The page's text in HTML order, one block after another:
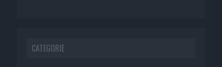
CATEGORIE